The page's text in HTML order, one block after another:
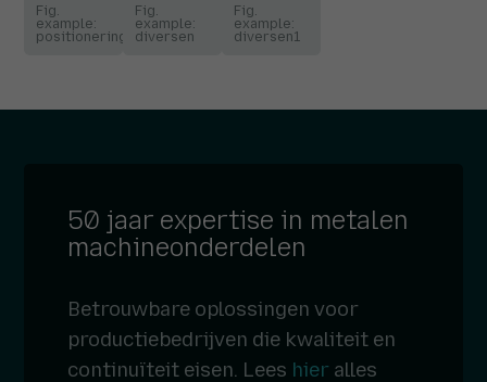
Fig.
example:
positioneringsnokken
Fig.
example:
diversen
Fig.
example:
diversen1
50 jaar expertise in metalen
machineonderdelen
Betrouwbare oplossingen voor
productiebedrijven die kwaliteit en
continuïteit eisen. Lees hier alles